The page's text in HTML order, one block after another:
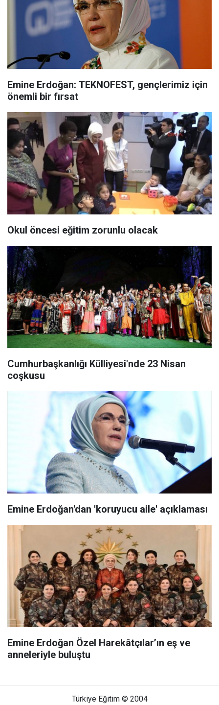
Emine Erdoğan: TEKNOFEST, gençlerimiz için
önemli bir fırsat
Okul öncesi eğitim zorunlu olacak
Cumhurbaşkanlığı Külliyesi'nde 23 Nisan
coşkusu
Emine Erdoğan'dan 'koruyucu aile' açıklaması
Emine Erdoğan Özel Harekâtçılar’ın eş ve
anneleriyle buluştu
Türkiye Eğitim © 2004